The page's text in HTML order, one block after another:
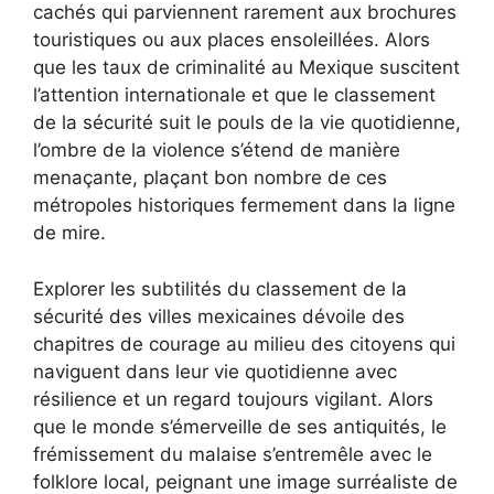
cachés qui parviennent rarement aux brochures
touristiques ou aux places ensoleillées. Alors
que les taux de criminalité au Mexique suscitent
l’attention internationale et que le classement
de la sécurité suit le pouls de la vie quotidienne,
l’ombre de la violence s’étend de manière
menaçante, plaçant bon nombre de ces
métropoles historiques fermement dans la ligne
de mire.
Explorer les subtilités du classement de la
sécurité des villes mexicaines dévoile des
chapitres de courage au milieu des citoyens qui
naviguent dans leur vie quotidienne avec
résilience et un regard toujours vigilant. Alors
que le monde s’émerveille de ses antiquités, le
frémissement du malaise s’entremêle avec le
folklore local, peignant une image surréaliste de